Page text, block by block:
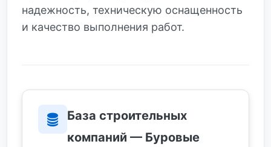
надежность, техническую оснащенность
и качество выполнения работ.
База строительных
компаний — Буровые